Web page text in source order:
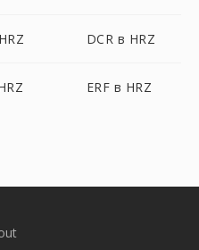
DCR в HRZ
ERF в HRZ